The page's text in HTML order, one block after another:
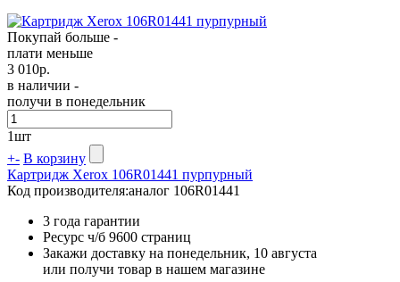
Покупай больше -
плати меньше
3 010р.
в наличии -
получи в понедельник
1шт
+- В корзину
Картридж Xerox 106R01441 пурпурный
Код производителя:аналог 106R01441
3 года гарантии
Ресурс ч/б 9600 страниц
Закажи доставку на понедельник, 10 августа
или получи товар в нашем магазине